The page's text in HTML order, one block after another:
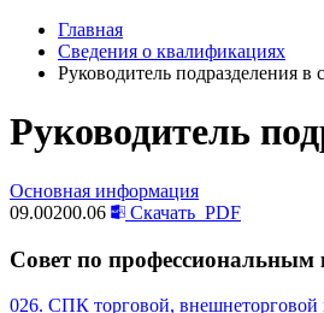
Главная
Сведения о квалификациях
Руководитель подразделения
Руководитель
Основная информация
09.00200.06
Скачать PDF
Совет по
026. СПК торговой, внешнеторговой